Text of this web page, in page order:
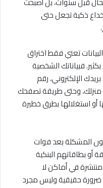
ذكية تجعل حتى
تعني فقط اختراق
فبياناتك الشخصية
الإلكتروني، رقم
منزلك، وحتى طريقة تصفحك
أو استغلالها بطرق خطيرة
المشكلة بعد فوات
أو بطاقاتهم البنكية
في أماكن لا
حقيقية وليس مجرد